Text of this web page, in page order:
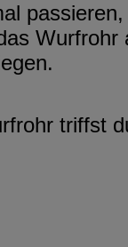
triffst